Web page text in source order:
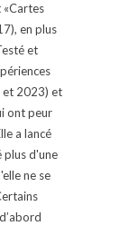
«Cartes
en plus
et
et 2023) et
ont peur
a lancé
plus d'une
ne se